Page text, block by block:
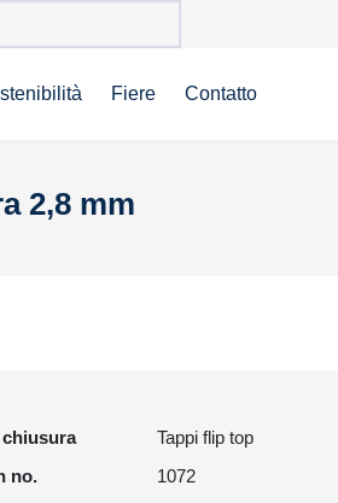
Fiere Contatto
2,8 mm
Tappi flip top
no.
1072